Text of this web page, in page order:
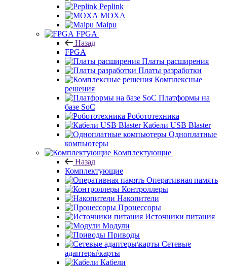
Peplink
MOXA
Maipu
FPGA
Назад
FPGA
Платы расширения
Платы разработки
Комплексные
решения
Платформы на
базе SoC
Робототехника
Кабели USB Blaster
Одноплатные
компьютеры
Комплектующие
Назад
Комплектующие
Оперативная память
Контроллеры
Накопители
Процессоры
Источники питания
Модули
Приводы
Сетевые
адаптеры\карты
Кабели